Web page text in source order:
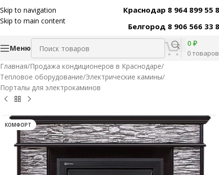
Skip to navigation
Skip to main content
Краснодар 8 964 899 55
Белгород 8 906 566 33
Меню
0товаров
0 ₽
Главная/Продажа кондиционеров в Краснодаре/
Тепловое оборудование/Электрические камины/
Порталы для электрокаминов
Код товара:31477
КОМФОРТ